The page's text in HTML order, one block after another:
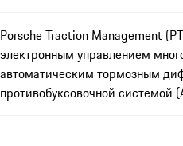
Porsche Traction Management
электронным управлением
автоматическим тормозным
противобуксовочной системой